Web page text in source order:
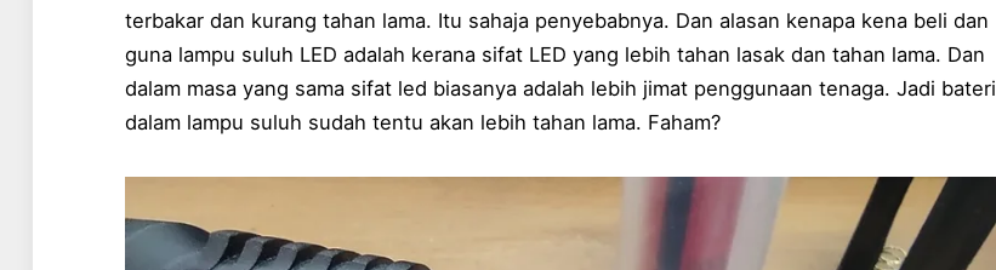
terbakar dan kurang tahan lama. Itu sahaja penyebabnya. Dan alasan kenapa kena beli dan
guna lampu suluh LED adalah kerana sifat LED yang lebih tahan lasak dan tahan lama. Dan
dalam masa yang sama sifat led biasanya adalah lebih jimat penggunaan tenaga. Jadi bateri
dalam lampu suluh sudah tentu akan lebih tahan lama. Faham?